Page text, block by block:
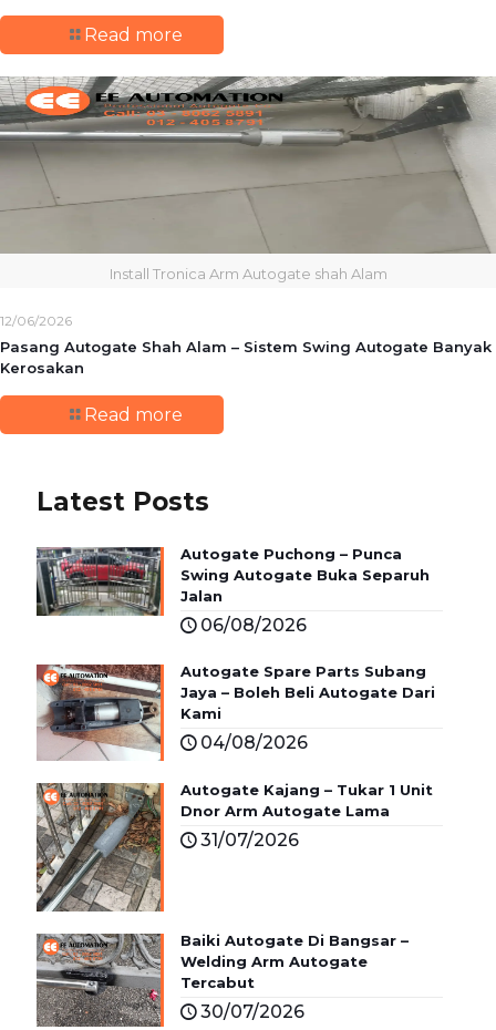
Read more
Install Tronica Arm Autogate shah Alam
12/06/2026
Pasang Autogate Shah Alam – Sistem Swing Autogate Banyak
Kerosakan
Read more
Latest Posts
Autogate Puchong – Punca
Swing Autogate Buka Separuh
Jalan
06/08/2026
Autogate Spare Parts Subang
Jaya – Boleh Beli Autogate Dari
Kami
04/08/2026
Autogate Kajang – Tukar 1 Unit
Dnor Arm Autogate Lama
31/07/2026
Baiki Autogate Di Bangsar –
Welding Arm Autogate
Tercabut
30/07/2026